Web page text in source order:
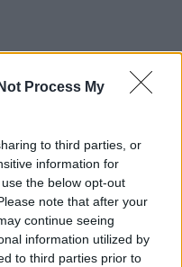
Process My
to third parties, or
information for
the below opt-out
note that after your
continue seeing
information utilized by
to third parties prior to